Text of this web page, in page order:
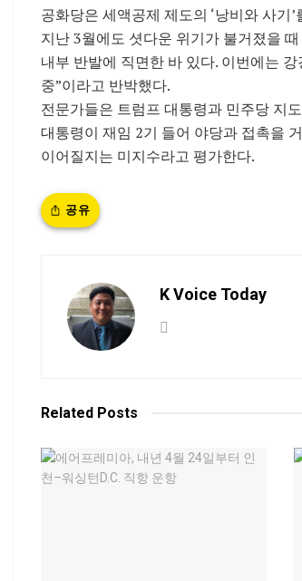
공화당은 세액공제 제도의 ‘낭비와 사기
지난 3월에도 셧다운 위기가 불거졌을
내부 반발에 직면한 바 있다. 이번에는
중”이라고 반박했다.
전문가들은 트럼프 대통령과 민주당 지
대통령이 재임 2기 들어 야당과 접촉을
이어질지는 미지수라고 평가한다.
공유
K Voice Today
Related Posts